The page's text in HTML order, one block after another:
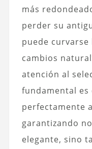
más
perder su
puede curvarse
cambios
atención al
fundamental es
perfectamente
garantizando
elegante, sino